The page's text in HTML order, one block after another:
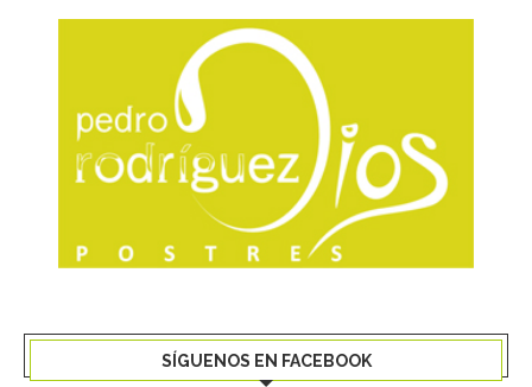
SÍGUENOS EN FACEBOOK